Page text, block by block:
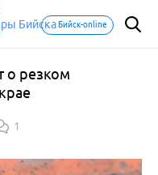
Бийск-online
о резком
1